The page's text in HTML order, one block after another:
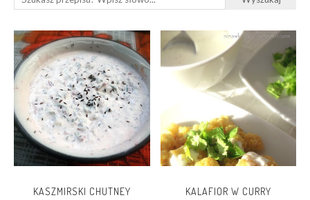
KASZMIRSKI CHUTNEY
KALAFIOR W CURRY